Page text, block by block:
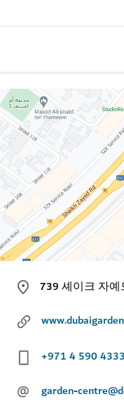
739 셰이크 자
+971 4 590 4333
@
garden-